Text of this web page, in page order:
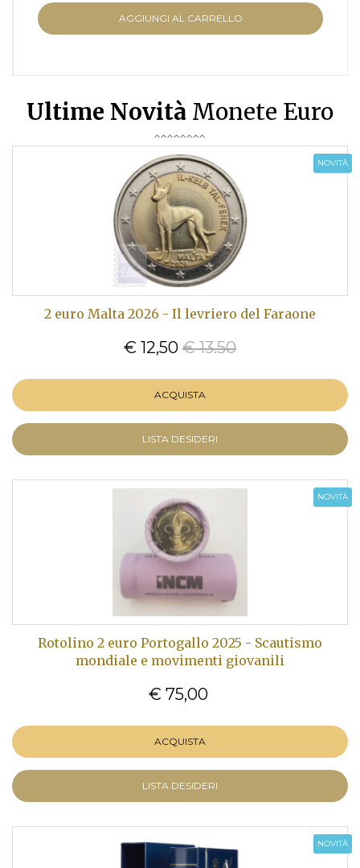
AGGIUNGI AL CARRELLO
Ultime Novità Monete Euro
NOVITÀ
2 euro Malta 2026 - Il levriero del Faraone
€ 12,50 € 13.50
ACQUISTA
LISTA DESIDERI
NOVITÀ
Rotolino 2 euro Portogallo 2025 - Scautismo
mondiale e movimenti giovanili
€ 75,00
ACQUISTA
LISTA DESIDERI
NOVITÀ